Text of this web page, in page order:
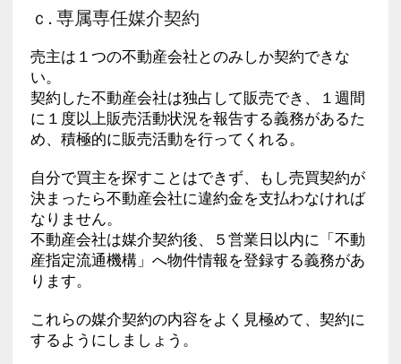
ｃ. 専属専任媒介契約
売主は１つの不動産会社とのみしか契約できな
い。
契約した不動産会社は独占して販売でき、１週間
に１度以上販売活動状況を報告する義務があるた
め、積極的に販売活動を行ってくれる。
自分で買主を探すことはできず、もし売買契約が
決まったら不動産会社に違約金を支払わなければ
なりません。
不動産会社は媒介契約後、５営業日以内に「不動
産指定流通機構」へ物件情報を登録する義務があ
ります。
これらの媒介契約の内容をよく見極めて、契約に
するようにしましょう。